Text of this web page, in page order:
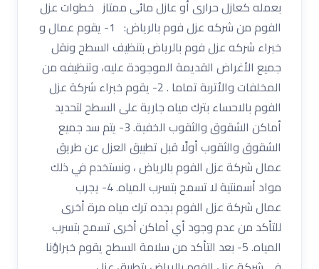
بعمله كعازل حرارى أو عازل مائى ممتاز خطوات عزل
الفوم من شركه عزل فوم بالرياض: 1- يقوم عمال و
خبراء شركه عزل فوم بالرياض بتنظيف السطح ونقل
جميع الأغراض القديمة الموجودة عليه، وتنظيفه من
المخلفات والأتربة تماما . 2- يقوم خبراء شركة عزل
الفوم بالاحساء بترك مياه جارية على السطح لتحديد
أماكن الشقوق والثقوب الخفية. 3- يتم سد جميع
الشقوق والثقوب أولًا قبل تطبيق العزل عن طريق
عمال شركة عزل الفوم بالرياض ، ونستخدم في ذلك
مواد أسمنتية لا تسمح بتسرب المياه. 4- يجرب
عمال شركة عزل الفوم بجده ترك مياه مرة أخرى
للتأكد من عدم وجود أي أماكن أخرى تسمح بتسرب
المياه. 5- بعد التأكد من سلامة السطح يقوم خبراؤنا